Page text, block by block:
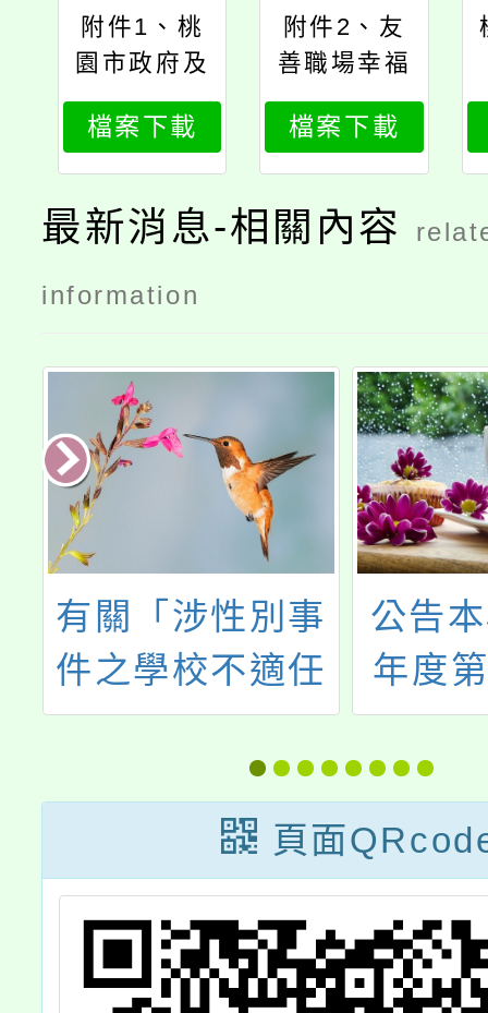
附件1、桃
園市政府及
所屬各機關
學校員工職
場霸凌申訴
案件處理程
序自主檢核
檔案下載
附件2、友
善職場幸福
go，職場霸
凌共sayno
職場霸凌案
件處理流程
圖
檔案下載
最新消息-相關內容
information
公告本校112學
年度第1學期第
16~18次本土語
教學支援工作人
員甄選簡章（1
次公告分次招
考）
轉知
及學
釋「
下學
不續
遣辦
適
頁面